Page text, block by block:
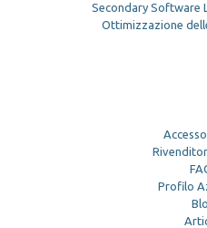
Secondary Software
Ottimizzazione
Accesso
Profilo